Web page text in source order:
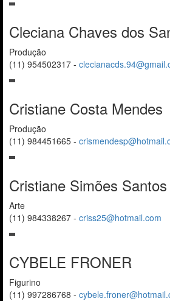
Cleciana Chaves dos
Produção
(11) 954502317 -
Cristiane Costa Mendes
Produção
(11) 984451665 -
Cristiane Simões Santos
Arte
(11) 984338267 - criss25@hotmail.com
CYBELE FRONER
Figurino
(11) 997286768 -